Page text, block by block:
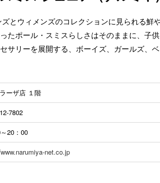
とウィメンズのコレクションに見られる鮮
たポール・スミスらしさはそのままに、子
サリーを展開する、ボーイズ、ガールズ、
ーザ店 １階
7802
20：00
net.co.jp